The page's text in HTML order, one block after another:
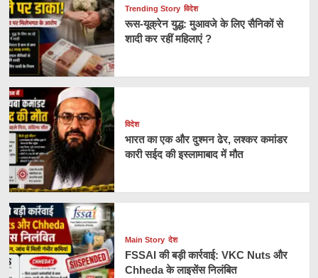
Trending Story विदेश
रूस-यूक्रेन युद्ध: मुआवजे के लिए सैनिकों से
शादी कर रहीं महिलाएं ?
विदेश
भारत का एक और दुश्मन ढेर, लश्कर कमांडर
कारी सईद की इस्लामाबाद में मौत
Main Story देश
FSSAI की बड़ी कार्रवाई: VKC Nuts और
Chheda के लाइसेंस निलंबित